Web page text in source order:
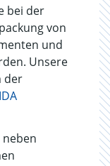
bei der
von
und
Unsere
der